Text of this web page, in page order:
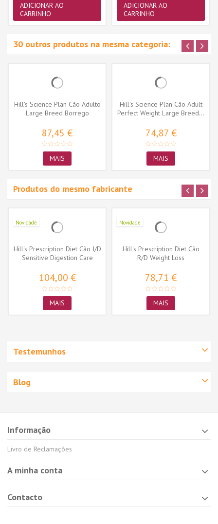
ADICIONAR AO
CARRINHO
ADICIONAR AO
CARRINHO
30 outros produtos na mesma categoria:
Hill's Science Plan Cão Adulto
Large Breed Borrego
87,45 €
MAIS
Hill's Science Plan Cão Adult
Perfect Weight Large Breed...
74,87 €
MAIS
Produtos do mesmo fabricante
Novidade
Hill's Prescription Diet Cão I/D
Sensitive Digestion Care
104,00 €
MAIS
Novidade
Hill's Prescription Diet Cão
R/D Weight Loss
78,71 €
MAIS
Testemunhos
Blog
Informação
Livro de Reclamações
A minha conta
Contacto